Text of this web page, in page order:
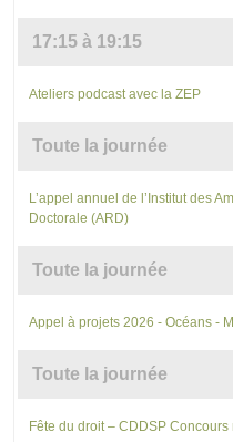
17:15 à 19:15
Ateliers podcast avec la ZEP
Toute la journée
L’appel annuel de l’Institut des
Doctorale (ARD)
Toute la journée
Appel à projets 2026 - Océans -
Toute la journée
Fête du droit – CDDSP